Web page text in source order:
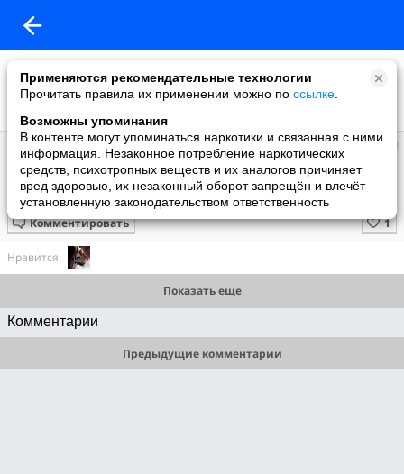
Применяются рекомендательные технологии
Прочитать правила их применении можно по ссылке
Возможны упоминания
В контенте могут упоминаться наркотики и связанная с ними
информация. Незаконное потребление наркотических
средств, психотропных веществ и их аналогов причиняет
вред здоровью, их незаконный оборот запрещён и влечёт
установленную законодательством ответственность
Супер топ
добавил видео
5 июня
Удивительная находка
Комментировать
Нравится:
Показать еще
Комментарии
Предыдущие комментарии